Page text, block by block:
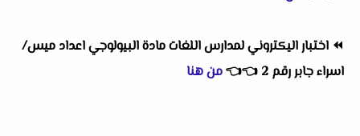
⏪ اختبار اليكتروني لمدارس اللغات مادة البيولوجي اعداد ميس/
اسراء جابر رقم 2
👈
👈من هنا